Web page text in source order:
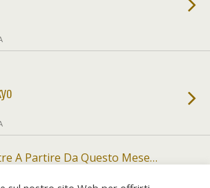
A Partire Da Questo Mese…